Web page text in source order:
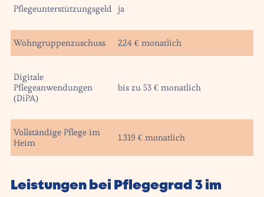
Pflegeunterstützungsgeld ja
Wohngruppenzuschuss 224 € monatlich
Digitale
Pflegeanwendungen
(DiPA)
bis zu 53 € monatlich
Vollständige Pflege im
Heim
1.319 € monatlich
Leistungen bei Pflegegrad 3 im